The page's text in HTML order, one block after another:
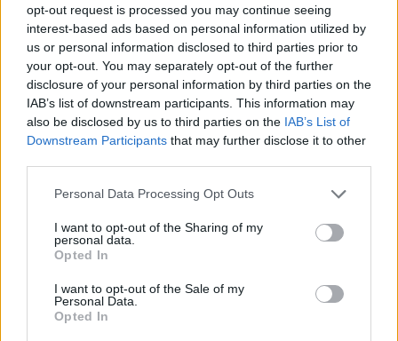
opt-out request is processed you may continue seeing
interest-based ads based on personal information utilized by
us or personal information disclosed to third parties prior to
your opt-out. You may separately opt-out of the further
disclosure of your personal information by third parties on the
IAB’s list of downstream participants. This information may
also be disclosed by us to third parties on the IAB’s List of
Downstream Participants that may further disclose it to other
Personal Data Processing Opt Outs
I want to opt-out of the Sharing of my
personal data.
Opted In
I want to opt-out of the Sale of my
Personal Data.
Opted In
καμαρίνι. Τόσο χορευτικό που με
είδατε να έρχομαι; Μπας και
επηρεαστήκατε από την Eurovision
χθες;», είπε η Ελένη Μενεγάκη,
βάζοντας παράλληλα τα σκουλαρίκια
Δείτε το βίντεο: